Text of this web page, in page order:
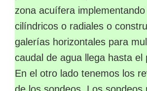
zona acuífera
cilíndricos o radiales o
galerías horizontales para
caudal de agua llega hasta el
En el otro lado tenemos los